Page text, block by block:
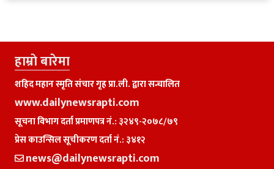
हाम्राे बारेमा
शहिद महान स्मृति संचार गृह प्रा.ली. द्वारा सन्चालित
www.dailynewsrapti.com
सूचना विभाग दर्ता प्रमाणपत्र नं.: ३२४९-२०७८/७९
प्रेस काउन्सिल सूचीकरण दर्ता नं.: ३४१२
news@dailynewsrapti.com